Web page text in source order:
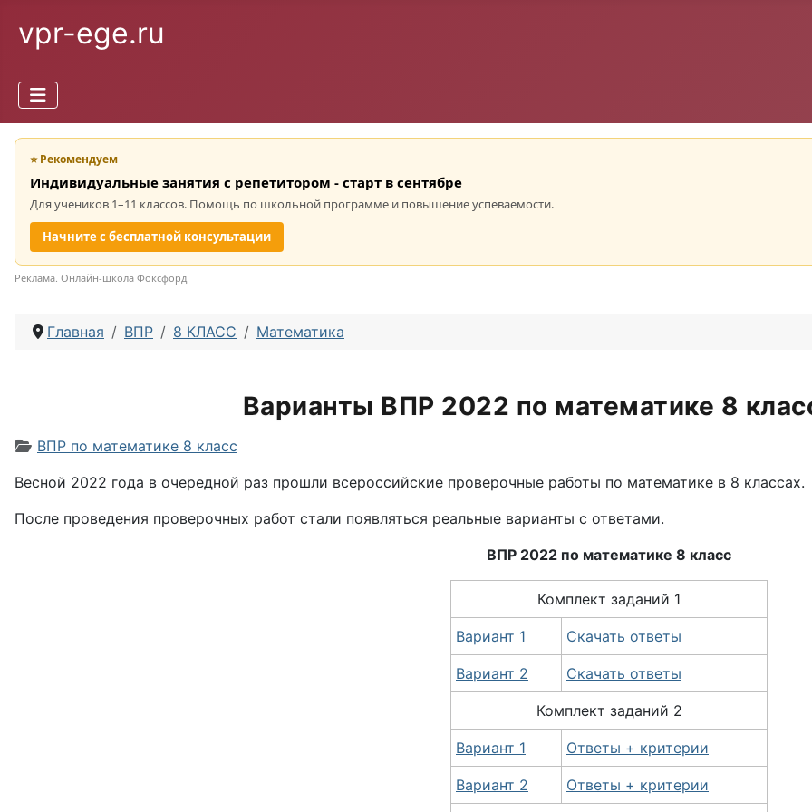
vpr-ege.ru
⭐ Рекомендуем
Индивидуальные занятия с репетитором - старт в сентябре
Для учеников 1–11 классов. Помощь по школьной программе и повышение успеваемости.
Начните с бесплатной консультации
Реклама. Онлайн-школа Фоксфорд
Главная ВПР 8 КЛАСС Математика
Варианты ВПР 2022 по математике 8
Информация о материале
ВПР по математике 8 класс
Весной 2022 года в очередной раз прошли всероссийские проверочные работы по математике в 8 классах.
После проведения проверочных работ стали появляться реальные варианты с ответами.
ВПР 2022 по математике 8 класс
Комплект заданий 1
Вариант 1 Скачать ответы
Вариант 2 Скачать ответы
Комплект заданий 2
Вариант 1 Ответы + критерии
Вариант 2 Ответы + критерии